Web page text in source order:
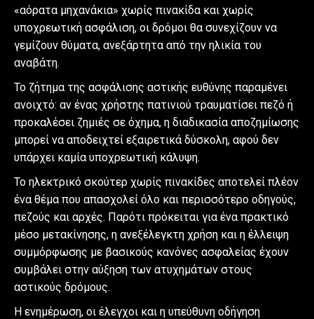
«αόρατα μηχανάκια» χωρίς πινακίδα και χωρίς
υποχρεωτική ασφάλιση, οι δρόμοι θα συνεχίζουν να
γεμίζουν θύματα, ανεξάρτητα από την ηλικία του
αναβάτη.
Το ζήτημα της ασφάλισης αστικής ευθύνης παραμένει
ανοιχτό: αν ένας χρήστης πατινιού τραυματίσει πεζό ή
προκαλέσει ζημιές σε όχημα, η διαδικασία αποζημίωσης
μπορεί να αποδειχτεί εξαιρετικά δύσκολη, αφού δεν
υπάρχει καμία υποχρεωτική κάλυψη.
Το ηλεκτρικό σκούτερ χωρίς πινακίδες αποτελεί πλέον
ένα θέμα που απασχολεί όλο και περισσότερο οδηγούς,
πεζούς και αρχές. Παρότι πρόκειται για ένα πρακτικό
μέσο μετακίνησης, η ανεξέλεγκτη χρήση και η έλλειψη
συμμόρφωσης με βασικούς κανόνες ασφαλείας έχουν
συμβάλει στην αύξηση των ατυχημάτων στους
αστικούς δρόμους.
Η ενημέρωση, οι έλεγχοι και η υπεύθυνη οδήγηση